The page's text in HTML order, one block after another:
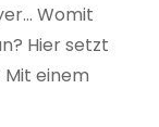
Womit
Hier setzt
Mit einem